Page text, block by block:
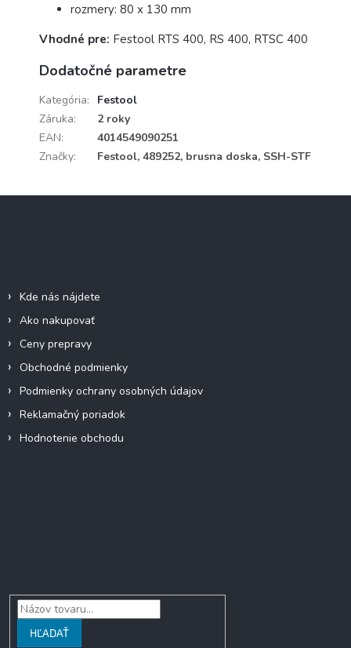
rozmery: 80 x 130 mm
Vhodné pre: Festool RTS 400, RS 400, RTSC 400
Dodatočné parametre
Kategória:
Festool
Záruka:
2 roky
EAN:
4014549090251
Značky: Festool, 489252, brusna doska, SSH-STF
Kde nás nájdete
Ako nakupovať
Ceny prepravy
Obchodné podmienky
Podmienky ochrany osobných údajov
Reklamačný poriadok
Hodnotenie obchodu
HĽADAŤ